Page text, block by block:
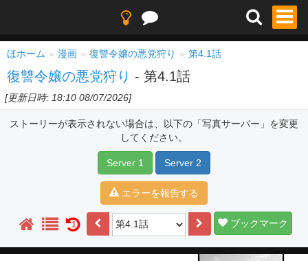
ほホーム 漫画 復讐令嬢の悪党狩り 第4.1話
復讐令嬢の悪党狩り - 第4.1話
[更新日時: 18:10 08/07/2026]
ストーリーが表示されない場合は、以下の「写真サーバー」を変更
してください。
Server 1 Server 2
エラーを報告する
1 ブックマーク